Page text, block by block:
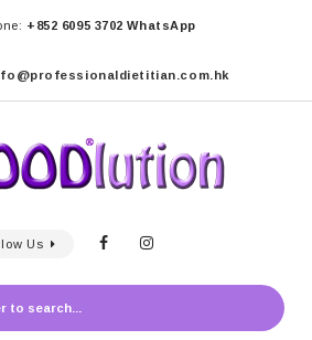
+852 6095 3702 WhatsApp
Us